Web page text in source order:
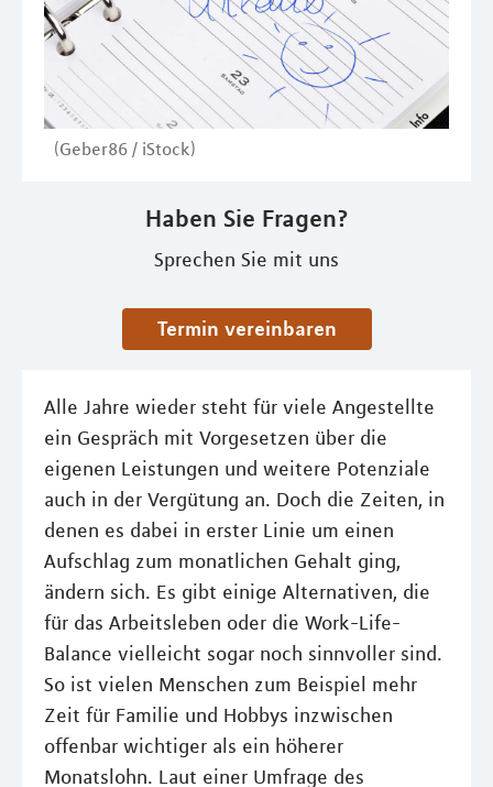
(Geber86 / iStock)
Haben Sie Fragen?
Sprechen Sie mit uns
Termin vereinbaren
Alle Jahre wieder steht für viele Angestellte
ein Gespräch mit Vorgesetzen über die
eigenen Leistungen und weitere Potenziale
auch in der Vergütung an. Doch die Zeiten, in
denen es dabei in erster Linie um einen
Aufschlag zum monatlichen Gehalt ging,
ändern sich. Es gibt einige Alternativen, die
für das Arbeitsleben oder die Work-Life-
Balance vielleicht sogar noch sinnvoller sind.
So ist vielen Menschen zum Beispiel mehr
Zeit für Familie und Hobbys inzwischen
offenbar wichtiger als ein höherer
Monatslohn. Laut einer Umfrage des